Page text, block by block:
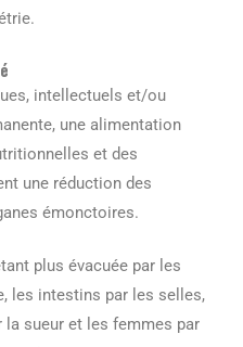
intellectuels et/ou
une alimentation
et des
une réduction des
émonctoires.
plus évacuée par les
les intestins par les selles,
la sueur et les femmes par